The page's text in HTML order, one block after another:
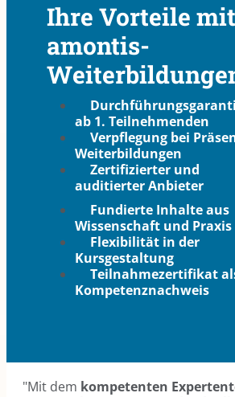
Ihre Vorteile
amontis-
ab 1. Teilnehmenden
Verpflegung bei
Weiterbildungen
Zertifizierter und
auditierter Anbieter
Fundierte Inhalte aus
Wissenschaft und Praxis
Flexibilität in der
Kursgestaltung
Teilnahmezertifikat
Kompetenznachweis
"Mit dem kompetenten